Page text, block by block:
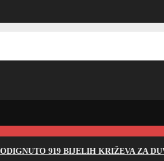
919 BIJELIH KRIŽEVA ZA